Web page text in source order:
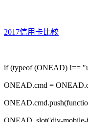
2017信用卡比較
if (typeof (ONEAD) !==
ONEAD.cmd =
ONEAD_slot('div-mobile-